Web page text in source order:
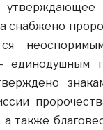
снабжено
неоспоримым
а также